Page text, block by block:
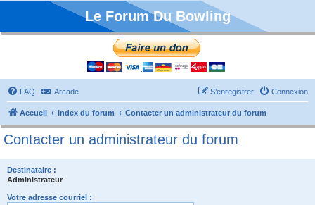
Le Forum Du Bowling
FAQ Arcade Connexion
S’enregistrer
Accueil Index du forum Contacter un administrateur du forum
Contacter un administrateur du forum
Destinataire :
Administrateur
Votre adresse courriel :